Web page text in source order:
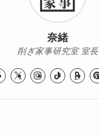
奈緒
削ぎ家事研究室 室長